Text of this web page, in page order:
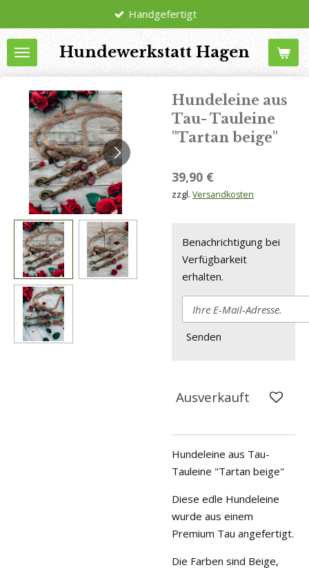
Hauptinhalt
springen
Hundewerkstatt Hagen
Handgefertigt
Hundeleine aus
Tau- Tauleine
"Tartan beige"
39,90 €
zzgl. Versandkosten
Benachrichtigung bei
Verfügbarkeit
erhalten.
Senden
Ausverkauft
Hundeleine aus Tau-
Tauleine "Tartan beige"
Diese edle Hundeleine
wurde aus einem
Premium Tau angefertigt.
Die Farben sind Beige,